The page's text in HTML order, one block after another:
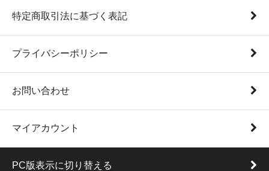
特定商取引法に基づく表記
プライバシーポリシー
お問い合わせ
マイアカウント
PC版表示に切り替える